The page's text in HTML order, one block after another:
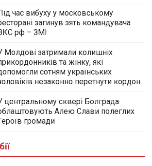
час вибуху у московському
загинув зять командувача
рф – ЗМІ
Молдові затримали колишніх
та жінку, які
сотням українських
незаконно перетнути кордон
центральному сквері Болграда
Алею Слави полеглих
громади